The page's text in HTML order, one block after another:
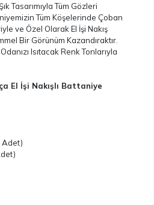
Tasarımıyla Tüm Gözleri
Tüm Köşelerinde Çoban
ve Özel Olarak El İşi Nakış
Bir Görünüm Kazandıraktır.
Isıtacak Renk Tonlarıyla
El İşi Nakışlı Battaniye
Adet)